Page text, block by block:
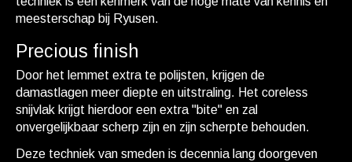
meesterschap bij Ryusen.
Precious finish
Door het lemmet extra te polijsten, krijgen de
damastlagen meer diepte en uitstraling. Het coreless
snijvlak krijgt hierdoor een extra "bite" en zal
onvergelijkbaar scherp zijn en zijn scherpte behouden.
Deze techniek van smeden is decennia lang doorgeven